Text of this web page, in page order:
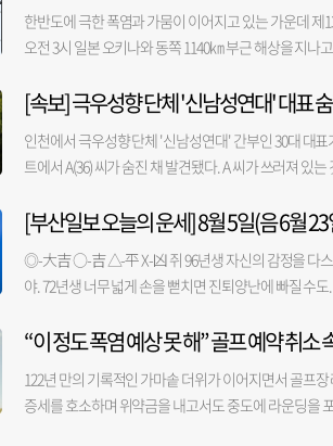
한반도에 극한 폭염과 가뭄이 이어지고 있는 가운데
오전 3시 일본 오키나와 동쪽 1140㎞ 부근 해상을 지나
소해주는 역할은 해주지 못할 것으로 보인다. 오히려
로를 제시했으나 후반부 예보 반경이 다소 다르다. 기
보한 것. 돌핀이 현재 예보보다 조금 더 북쪽으로 이동
으로 접근할지는 오는 주말께 명확해질 것으로 보인다.
[속보] 극우성향 단체 '신남성연대' 대표
인천에서 극우성향 단체 '신남성연대' 간부인 30대 대
트에서 A(36) 씨가 숨진 채 발견됐다. A 씨가 쓰러져 있
확인할 방침"이라고 말했다. A 씨는 극우 성향 반페미
원에 약식 기소됐으며, 서울서부지법 난동 사태의 '행
난해 5월에는 인천 한 모텔에서 필로폰을 투약했다가
습니다.
[부산일보 오늘의 운세] 8월 5일(음 6월
◎-大吉 ○-吉 △-平 X-凶 쥐 96년생 자신의 감정을 다스
야. 72년생 너무 넓게 손을 뻗치면 진퇴양난에 빠질 수
지장이 있을 수도. 85년생 애써 노력하지 않으면 일이
물이 없는 운세. 금전-○ 애정-△ 건강-○ 범 98년생 의욕
조언을 받아들임이. 74년생 중도에 포기하려면 처음부
“이 정도 폭염 예상 못 해” 골프 예약 취소
122년 만의 기록적인 가마솥 더위가 이어지면서 골프
증세를 호소하며 위약금을 내고서도 중도에 라운딩을